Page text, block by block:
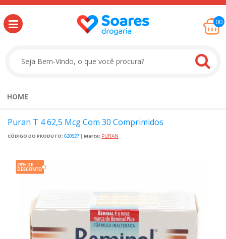
00
HOME
Puran T 4 62,5 Mcg Com 30 Comprimidos
CÓDIGO DO PRODUTO: 620827 | Marca: PURAN